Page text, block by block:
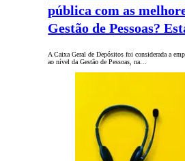
pública com as
Gestão de Pessoas?
A Caixa Geral de Depósitos foi considerada a
ao nível da Gestão de Pessoas, na…